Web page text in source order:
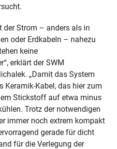
der Strom – anders als in
oder Erdkabeln – nahezu
keine
erklärt der SWM
„Damit das System
Kabel, das hier zum
Stickstoff auf etwa minus
Trotz der notwendigen
immer noch extrem kompakt
gerade für dicht
für die Verlegung der